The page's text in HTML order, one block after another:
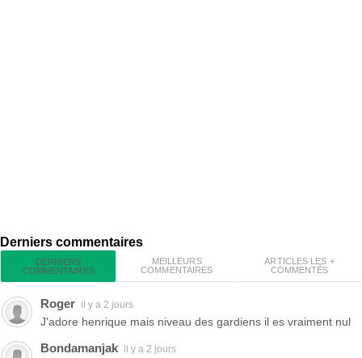
Derniers commentaires
DERNIERS
COMMENTAIRES
MEILLEURS
COMMENTAIRES
ARTICLES LES +
COMMENTÉS
Roger il y a 2 jours
J'adore henrique mais niveau des gardiens il es vraiment nul
Bondamanjak il y a 2 jours